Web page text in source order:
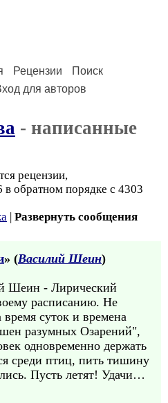
Рецензии
Поиск
для авторов
- написанные
рецензии,
обратном порядке с 4303
| Развернуть сообщения
» (Василий Шеин)
Шеин - Лирический
расписанию. Не
суток и времена
разумных Озарений",
одновременно держать
среди птиц, пить тишину
Пусть летят! Удачи…